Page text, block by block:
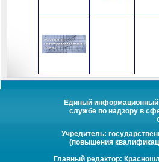
Единый информационный
службе по надзору в
Учредитель:
(повышения
Главный редактор: